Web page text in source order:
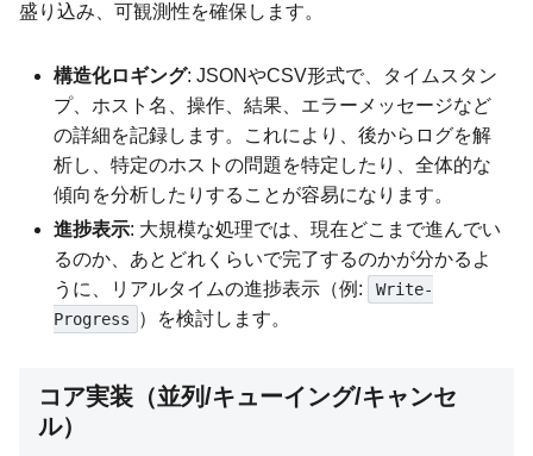
盛り込み、可観測性を確保します。
構造化ロギング: JSONやCSV形式で、タイムスタン
プ、ホスト名、操作、結果、エラーメッセージなど
の詳細を記録します。これにより、後からログを解
析し、特定のホストの問題を特定したり、全体的な
傾向を分析したりすることが容易になります。
進捗表示: 大規模な処理では、現在どこまで進んでい
るのか、あとどれくらいで完了するのかが分かるよ
うに、リアルタイムの進捗表示（例:
Write-
Progress
）を検討します。
コア実装（並列/キューイング/キャンセ
ル）